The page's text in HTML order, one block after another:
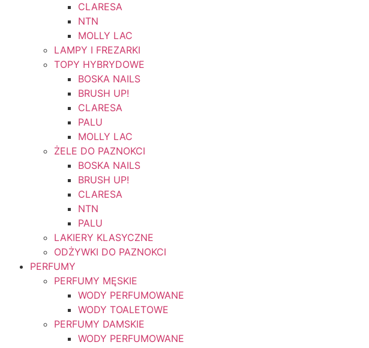
CLARESA
NTN
MOLLY LAC
LAMPY I FREZARKI
TOPY HYBRYDOWE
BOSKA NAILS
BRUSH UP!
CLARESA
PALU
MOLLY LAC
ŻELE DO PAZNOKCI
BOSKA NAILS
BRUSH UP!
CLARESA
NTN
PALU
LAKIERY KLASYCZNE
ODŻYWKI DO PAZNOKCI
PERFUMY
PERFUMY MĘSKIE
WODY PERFUMOWANE
WODY TOALETOWE
PERFUMY DAMSKIE
WODY PERFUMOWANE